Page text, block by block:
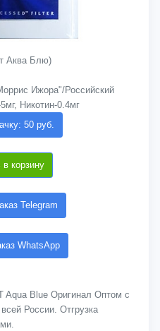
Аква Блю)
Ижора"/Российский
Никотин-0.4мг
50 руб.
корзину
Telegram
WhatsApp
Aqua Blue Оригинал Оптом с
России. Отгрузка